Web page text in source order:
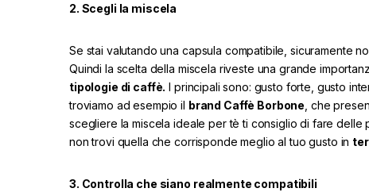
2. Scegli la miscela
Se stai valutando una capsula compatibile, sicuramente
Quindi la scelta della miscela riveste una grande
tipologie di caffè. I principali sono: gusto forte, gusto
troviamo ad esempio il brand Caffè Borbone , che
scegliere la miscela ideale per tè ti consiglio di fare
non trovi quella che corrisponde meglio al tuo gusto in
3. Controlla che siano realmente compatibili